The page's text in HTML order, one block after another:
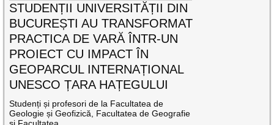
STUDENȚII UNIVERSITĂȚII DIN
BUCUREȘTI AU TRANSFORMAT
PRACTICA DE VARĂ ÎNTR-UN
PROIECT CU IMPACT ÎN
GEOPARCUL INTERNAȚIONAL
UNESCO ȚARA HAȚEGULUI
Studenți și profesori de la Facultatea de
Geologie și Geofizică, Facultatea de Geografie